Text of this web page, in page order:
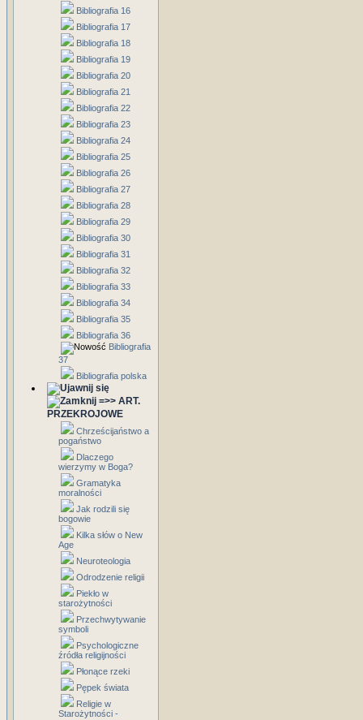
Bibliografia 16
Bibliografia 17
Bibliografia 18
Bibliografia 19
Bibliografia 20
Bibliografia 21
Bibliografia 22
Bibliografia 23
Bibliografia 24
Bibliografia 25
Bibliografia 26
Bibliografia 27
Bibliografia 28
Bibliografia 29
Bibliografia 30
Bibliografia 31
Bibliografia 32
Bibliografia 33
Bibliografia 34
Bibliografia 35
Bibliografia 36
Bibliografia
37
Bibliografia polska
=>> ART.
PRZEKROJOWE
Chrześcijaństwo a
pogaństwo
Dlaczego
wierzymy w Boga?
Gramatyka
moralności
Jak rodzili się
bogowie
Kilka słów o New
Age
Neuroteologia
Odrodzenie religii
Piekło w
starożytności
Przechwytywanie
symboli
Psychologiczne
źródła religijności
Płonące rzeki
Pępek świata
Religie w
Starożytności -